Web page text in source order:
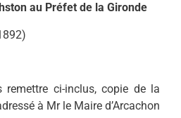
au Préfet de la Gironde
remettre ci-inclus, copie de la
à Mr le Maire d’Arcachon